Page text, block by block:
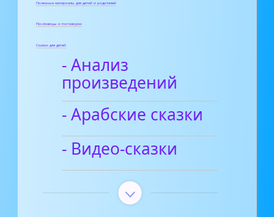
Полезные материалы для детей и родителей
Пословицы и поговорки
Сказки для детей
- Анализ
произведений
- Арабские сказки
- Видео-сказки